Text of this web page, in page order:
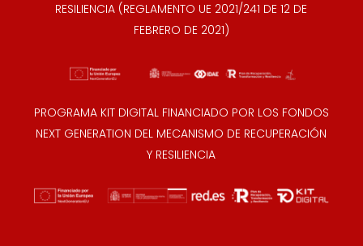
RESILIENCIA (REGLAMENTO UE 2021/241 DE 12 DE
FEBRERO DE 2021)
PROGRAMA KIT DIGITAL FINANCIADO POR LOS FONDOS
NEXT GENERATION DEL MECANISMO DE RECUPERACIÓN
Y RESILIENCIA